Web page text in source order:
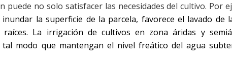
no solo satisfacer las necesidades del cultivo. Por
inundar la superficie de la parcela, favorece el lavado de
La irrigación de cultivos en zona áridas y
modo que mantengan el nivel freático del agua